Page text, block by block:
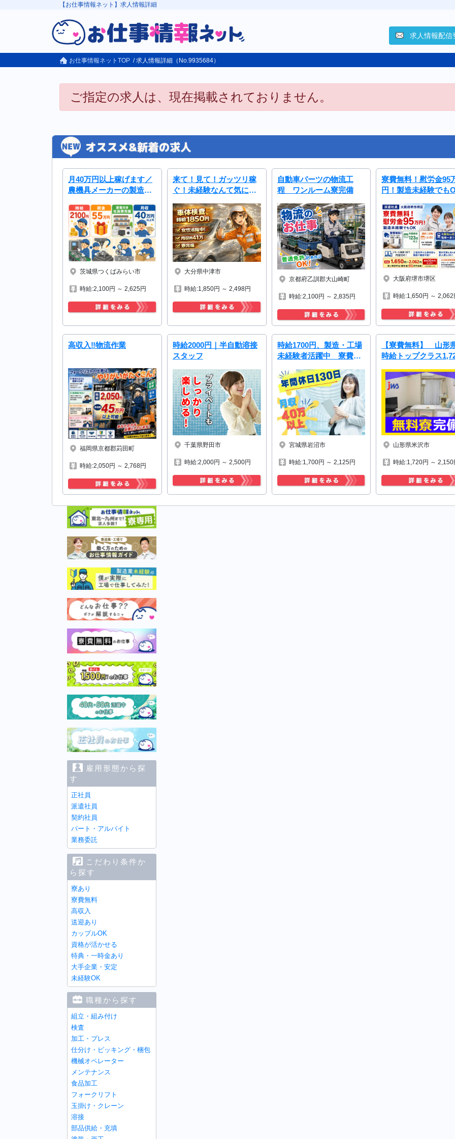
【お仕事情報ネット】求人情報詳細
求人情報配信
お仕事情報ネットTOP / 求人情報詳細（No.9935684）
ご指定の求人は、現在掲載されておりません。
月40万円以上稼げます／
農機具メーカーの製造ス
査）／未経験大歓迎
茨城県つくばみらい市
時給:2,100円 ～ 2,625円
来て！見て！ガッツリ稼
ぐ！未経験なんて気にし
大分県中津市
時給:1,850円 ～ 2,498円
自動車パーツの物流工
程 ワンルーム寮完備
京都府乙訓郡大山崎町
時給:2,100円 ～ 2,835円
寮費無料！慰労金95
円！製造未経験でも
大阪府堺市堺区
時給:1,650円 ～ 2,062
高収入‼物流作業
福岡県京都郡苅田町
時給:2,050円 ～ 2,768円
時給2000円｜半自動溶接
スタッフ
千葉県野田市
時給:2,000円 ～ 2,500円
時給1700円、製造・工場
未経験者活躍中 寮費無
宮城県岩沼市
時給:1,700円 ～ 2,125円
【寮費無料】 山形
時給トップクラス
ー・検査業務
山形県米沢市
時給:1,720円 ～ 2,150
雇用形態から探
す
正社員
派遣社員
契約社員
パート・アルバイト
業務委託
こだわり条件か
ら探す
寮あり
寮費無料
高収入
送迎あり
カップルOK
資格が活かせる
特典・一時金あり
大手企業・安定
未経験OK
職種から探す
組立・組み付け
検査
加工・プレス
仕分け・ピッキング・梱包
機械オペレーター
メンテナンス
食品加工
フォークリフト
玉掛け・クレーン
溶接
部品供給・充填